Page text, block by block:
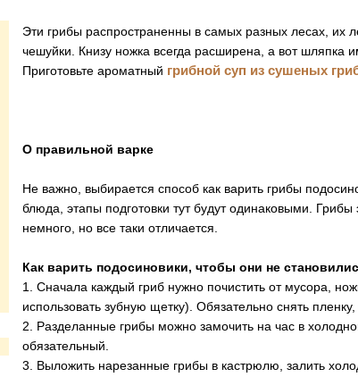
Эти грибы распространенны в самых разных лесах, их
чешуйки. Книзу ножка всегда расширена, а вот
Приготовьте ароматный грибной суп из сушеных
О правильной варке
Не важно, выбирается способ как варить грибы
блюда, этапы подготовки тут будут одинаковыми.
немного, но все таки отличается.
Как варить подосиновики, чтобы они не
1. Сначала каждый гриб нужно почистить от мусора,
использовать зубную щетку). Обязательно снять
2. Разделанные грибы можно замочить на час в
обязательный.
3. Выложить нарезанные грибы в кастрюлю, залить